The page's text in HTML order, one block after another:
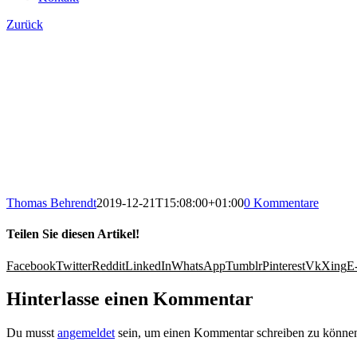
Zurück
Thomas Behrendt2019-12-21T15:08:00+01:000 Kommentare
Teilen Sie diesen Artikel!
FacebookTwitterRedditLinkedInWhatsAppTumblrPinterestVkXing
Hinterlasse einen Kommentar
Du musst angemeldet sein, um einen Kommentar schreiben zu